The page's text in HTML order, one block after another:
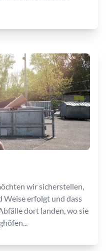
wir sicherstellen,
Weise erfolgt und dass
dort landen, wo sie